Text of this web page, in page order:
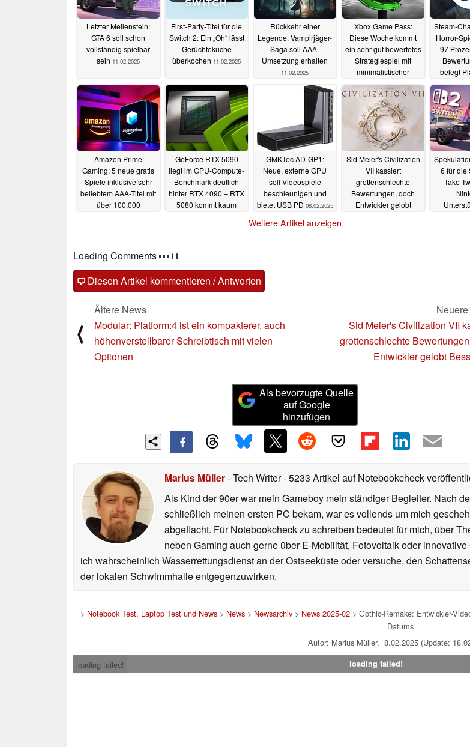
Letzter Meilenstein:
GTA 6 soll schon
vollständig spielbar
sein 11.02.2025
First-Party-Titel für die
Switch 2: Ein „Oh“ lässt
Gerüchteküche
überkochen 11.02.2025
Rückkehr einer
Legende: Vampirjäger-
Saga soll AAA-
Umsetzung erhalten
11.02.2025
Xbox Game Pass:
Diese Woche kommt
ein sehr gut bewertetes
Strategiespiel mit
minimalistischer
Steuerung10.02.2025
Steam-
Horror-
97
belegt
„Neu
Amazon Prime
Gaming: 5 neue gratis
Spiele inklusive sehr
beliebtem AAA-Titel mit
über 100.000
GeForce RTX 5090
liegt im GPU-Compute-
Benchmark deutlich
hinter RTX 4090 – RTX
5080 kommt kaum
GMKTec AD-GP1:
Neue, externe GPU
soll Videospiele
beschleunigen und
bietet USB PD 08.02.2025
Sid Meier's Civilization
VII kassiert
grottenschlechte
Bewertungen, doch
Entwickler gelobt
6 für die
Take-
Weitere Artikel anzeigen
Loading Comments
Diesen Artikel kommentieren / Antworten
⟨
Ältere News
Modular: Platform:4 ist ein kompakterer, auch
höhenverstellbarer Schreibtisch mit vielen
Optionen
Sid Meier's Civilization VII
grottenschlechte
Entwickler gelobt
Als bevorzugte Quelle
auf Google
hinzufügen
Marius Müller- Tech Writer- 5233 Artikel auf Notebookcheck
Als Kind der 90er war mein Gameboy mein ständiger Begleiter. Nach
schließlich meinen ersten PC bekam, war es vollends um mich
abgeflacht. Für Notebookcheck zu schreiben bedeutet für mich, über
neben Gaming auch gerne über E-Mobilität, Fotovoltaik oder
ich wahrscheinlich Wasserrettungsdienst an der Ostseeküste oder versuche, den
der lokalen Schwimmhalle entgegenzuwirken.
> Notebook Test, Laptop Test und News> News> Newsarchiv> News 2025-02> Gothic-Remake: Entwickler-
Datums
Autor: Marius Müller, 8.02.2025 (Update:
loading failed!
loading failed!